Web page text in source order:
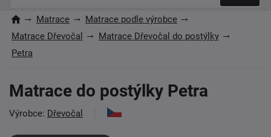
Matrace
Matrace podle výrobce
Matrace Dřevočal
Matrace Dřevočal do postýlky
Petra
Matrace do postýlky Petra
Výrobce: Dřevočal